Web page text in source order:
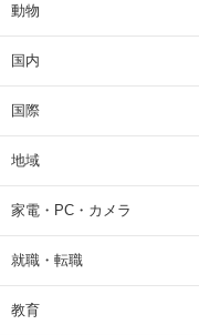
動物
国内
国際
地域
家電・PC・カメラ
就職・転職
教育